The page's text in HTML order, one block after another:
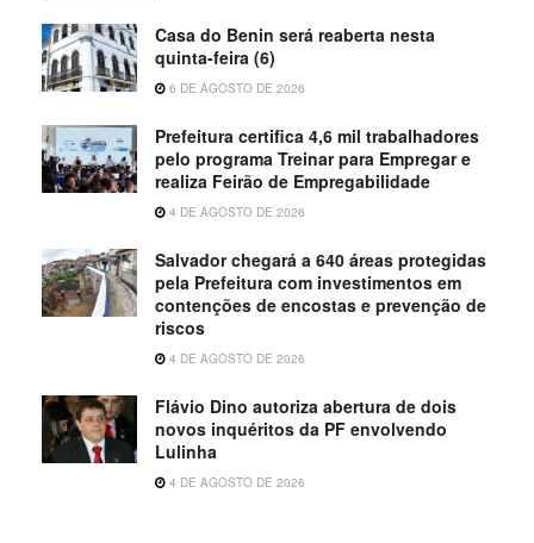
Casa do Benin será reaberta nesta
quinta-feira (6)
6 DE AGOSTO DE 2026
Prefeitura certifica 4,6 mil trabalhadores
pelo programa Treinar para Empregar e
realiza Feirão de Empregabilidade
4 DE AGOSTO DE 2026
Salvador chegará a 640 áreas protegidas
pela Prefeitura com investimentos em
contenções de encostas e prevenção de
riscos
4 DE AGOSTO DE 2026
Flávio Dino autoriza abertura de dois
novos inquéritos da PF envolvendo
Lulinha
4 DE AGOSTO DE 2026